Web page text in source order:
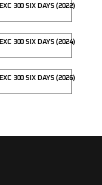
EXC 300 SIX DAYS (2022)
EXC 300 SIX DAYS (2024)
EXC 300 SIX DAYS (2026)